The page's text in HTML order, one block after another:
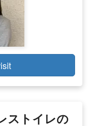
ストイレの